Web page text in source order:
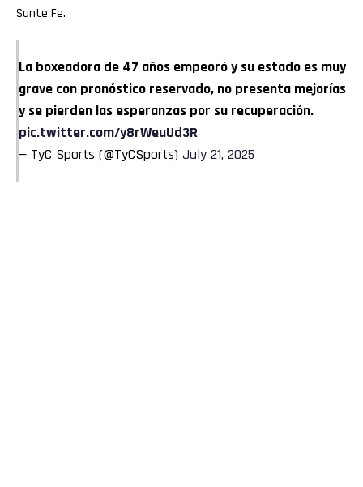
Sante Fe.
La boxeadora de 47 años empeoró y su estado es muy
grave con pronóstico reservado, no presenta mejorías
y se pierden las esperanzas por su recuperación.
pic.twitter.com/y8rWeuUd3R
— TyC Sports (@TyCSports) July 21, 2025